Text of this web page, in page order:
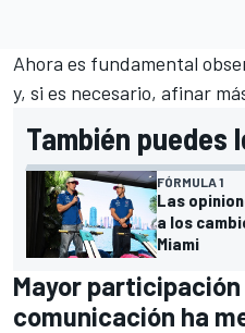
Ahora es fundamental
y, si es necesario, afinar
También puedes
FÓRMULA 1
Las
a los
Miami
Mayor
comunicación ha